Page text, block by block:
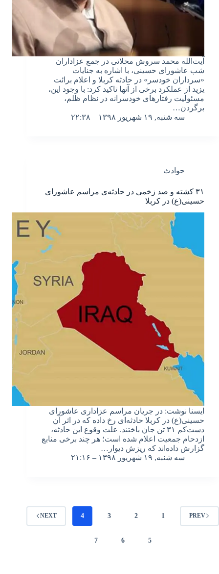
آیت‌الله محمد سروش محلاتی در جمع عزاداران
شب عاشورای حسینی، با اشاره به جنایات
«سرداران خودسر» در حادثه کربلا و اعلام برائت
یزید از عملکرد برخی از آنها تاکید کرد: با وجود این،
مسئولیت رفتارهای خودسرانه در نظام ظلم،
برگردن…
سه شنبه, ۱۹ شهریور ۱۳۹۸ – ۲۲:۳۸
حوادث
۳۱ کشته و صد زخمی در حادثه‌ی مراسم عاشورای
حسینی(ع) در کربلا
ایسنا نوشت: در جریان مراسم عزاداری عاشورای
حسینی(ع) در کربلا حادثه‌ای رخ داده که در اثر آن
دست‌کم ۳۱ تن جان باختند. علت وقوع این حادثه،
ازدحام جمعیت اعلام شده است؛ هر چند برخی منابع
گزارش داده‌اند که ریزش دیوار…
سه شنبه, ۱۹ شهریور ۱۳۹۸ – ۲۱:۱۶
PREV
1
2
3
4
5
6
7
NEXT